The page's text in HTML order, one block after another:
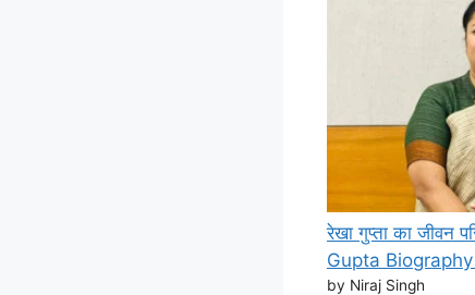
रेखा गुप्ता का जीवन
Gupta
by Niraj Singh